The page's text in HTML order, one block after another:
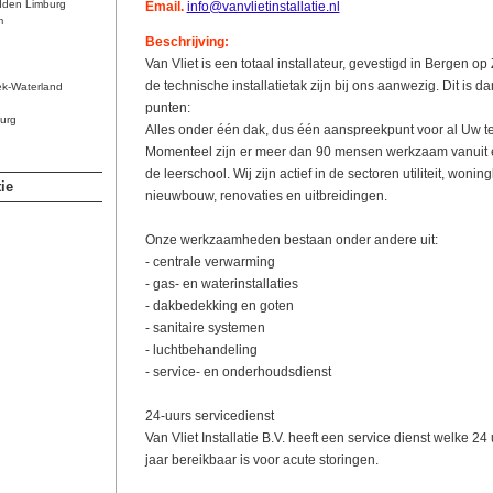
Limburg
Waterland
Email. info@vanvlietinstallatie.nl
Beschrijving:
Van Vliet is een totaal installateur, gevestigd in Bergen
de technische installatietak zijn bij ons aanwezig. Dit is
punten:
Alles onder één dak, dus één aanspreekpunt voor al Uw
Momenteel zijn er meer dan 90 mensen werkzaam
de leerschool. Wij zijn actief in de sectoren utiliteit,
nieuwbouw, renovaties en uitbreidingen.
Onze werkzaamheden bestaan onder andere uit:
- centrale verwarming
- gas- en waterinstallaties
- dakbedekking en goten
- sanitaire systemen
- luchtbehandeling
- service- en onderhoudsdienst
24-uurs servicedienst
Van Vliet Installatie B.V. heeft een service dienst welke
jaar bereikbaar is voor acute storingen.